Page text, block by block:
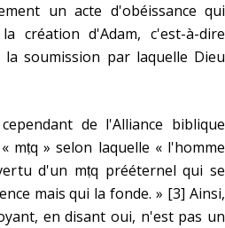
un acte d'obéissance qui
création d'Adam, c'est-à-dire
soumission par laquelle Dieu
de l'Alliance biblique
mṭq » selon laquelle « l'homme
d'un mṭq prééternel qui se
mais qui la fonde. » [3] Ainsi,
en disant oui, n'est pas un